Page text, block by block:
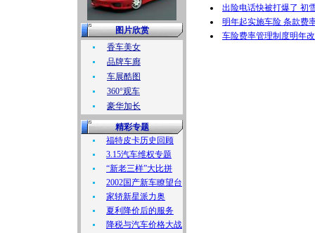
图片欣赏
香车美女
品牌车廊
车展酷图
360°观车
豪华加长
精彩专题
福特皮卡历史回顾
3.15汽车维权专题
“新老三样”大比拼
2002国产新车瞭望台
家轿新星派力奥
夏利降价后的服务
降税与汽车价格大战
出险电话快被打爆了 初
明年起实施车险 条款费
车险费率管理制度明年